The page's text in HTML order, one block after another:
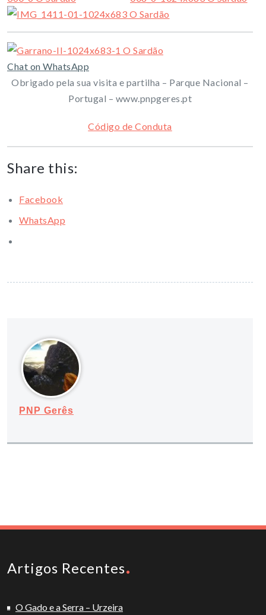
Chat on WhatsApp
Obrigado pela sua visita e partilha – Parque Nacional –
Portugal – www.pnpgeres.pt
Código de Conduta
Share this:
Facebook
WhatsApp
PNP Gerês
Artigos Recentes
O Gado e a Serra – Urzeira